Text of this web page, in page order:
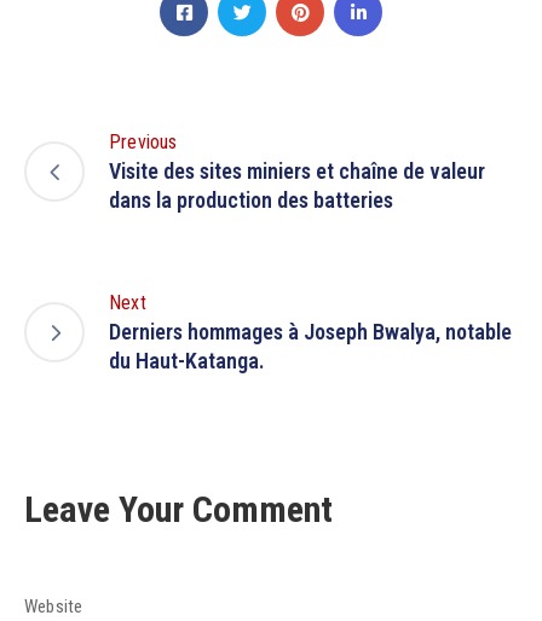
Previous
Visite des sites miniers et chaîne de valeur
dans la production des batteries
Next
Derniers hommages à Joseph Bwalya, notable
du Haut-Katanga.
Leave Your Comment